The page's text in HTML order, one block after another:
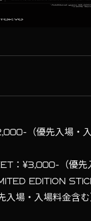
（優先入場・
：¥3,000-（優先
EDITION
入場・入場料金含む